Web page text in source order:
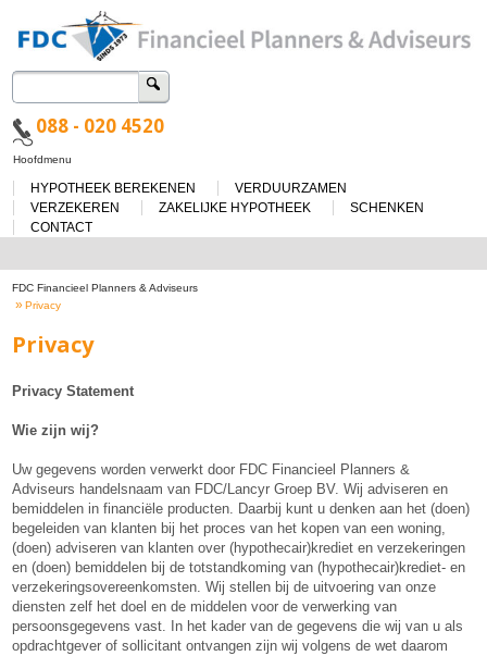
Zoeken
naar:
088 - 020 4520
Spring
inhoud
Hoofdmenu
HYPOTHEEK BEREKENEN
VERDUURZAMEN
VERZEKEREN
ZAKELIJKE HYPOTHEEK
SCHENKEN
CONTACT
FDC Financieel Planners & Adviseurs
» Privacy
Privacy
Privacy Statement
Wie zijn wij?
Uw gegevens worden verwerkt door FDC Financieel Planners &
Adviseurs handelsnaam van FDC/Lancyr Groep BV. Wij adviseren en
bemiddelen in financiële producten. Daarbij kunt u denken aan het (doen)
begeleiden van klanten bij het proces van het kopen van een woning,
(doen) adviseren van klanten over (hypothecair)krediet en verzekeringen
en (doen) bemiddelen bij de totstandkoming van (hypothecair)krediet- en
verzekeringsovereenkomsten. Wij stellen bij de uitvoering van onze
diensten zelf het doel en de middelen voor de verwerking van
persoonsgegevens vast. In het kader van de gegevens die wij van u als
opdrachtgever of sollicitant ontvangen zijn wij volgens de wet daarom